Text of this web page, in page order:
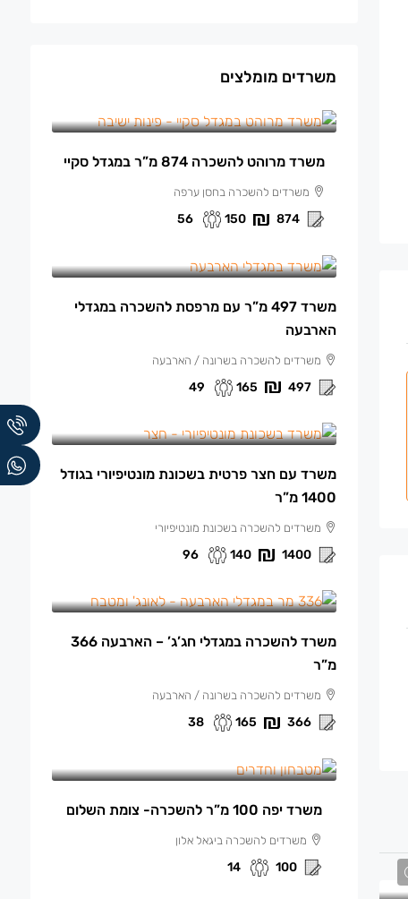
משרדים מומלצים
משרד מרוהט להשכרה 874 מ”ר במגדל סקיי
משרדים להשכרה בחסן ערפה
874
150
56
משרד 497 מ”ר עם מרפסת להשכרה במגדלי
הארבעה
משרדים להשכרה בשרונה / הארבעה
497
165
49
משרד עם חצר פרטית בשכונת מונטיפיורי בגודל
1400 מ”ר
משרדים להשכרה בשכונת מונטיפיורי
1400
140
96
משרד להשכרה במגדלי חג’ג’ – הארבעה 366
מ”ר
משרדים להשכרה בשרונה / הארבעה
366
165
38
משרד יפה 100 מ”ר להשכרה- צומת השלום
משרדים להשכרה ביגאל אלון
100
14